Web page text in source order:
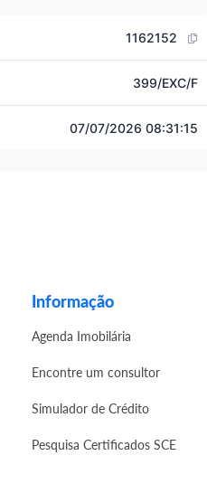
1162152
399/EXC/F
07/07/2026 08:31:15
Informação
Agenda Imobilária
Encontre um consultor
Simulador de Crédito
Pesquisa Certificados SCE